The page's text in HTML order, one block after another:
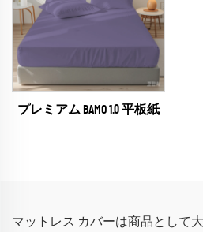
プレミアム BAMO 1.0 平板紙
マットレス カバーは商品として